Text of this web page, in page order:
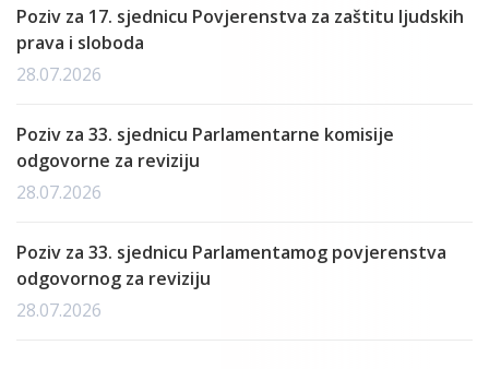
Poziv za 17. sjednicu Povjerenstva za zaštitu ljudskih
prava i sloboda
28.07.2026
Poziv za 33. sjednicu Parlamentarne komisije
odgovorne za reviziju
28.07.2026
Poziv za 33. sjednicu Parlamentamog povjerenstva
odgovornog za reviziju
28.07.2026